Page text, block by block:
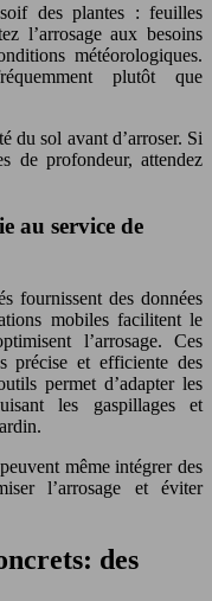
des plantes : feuilles
l’arrosage aux besoins
météorologiques.
plutôt que
du sol avant d’arroser. Si
de profondeur, attendez
au service de
fournissent des données
mobiles facilitent le
l’arrosage. Ces
précise et efficiente des
permet d’adapter les
les gaspillages et
même intégrer des
l’arrosage et éviter
des